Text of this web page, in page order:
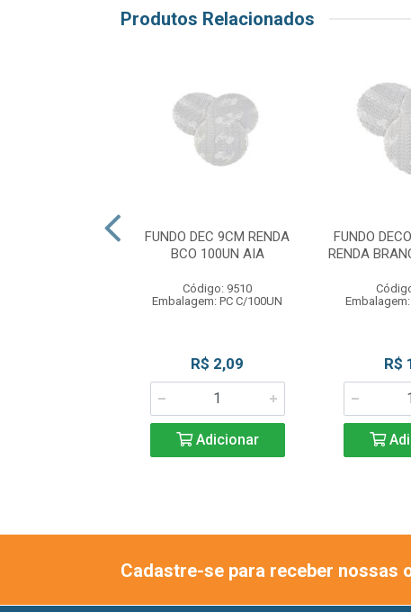
Produtos Relacionados
FUNDO DEC 9CM RENDA
BCO 100UN AIA
Código: 9510
Embalagem: PC C/100UN
R$ 2,09
Adicionar
FUNDO
RENDA
R$
Cadastre-se para receber nossas